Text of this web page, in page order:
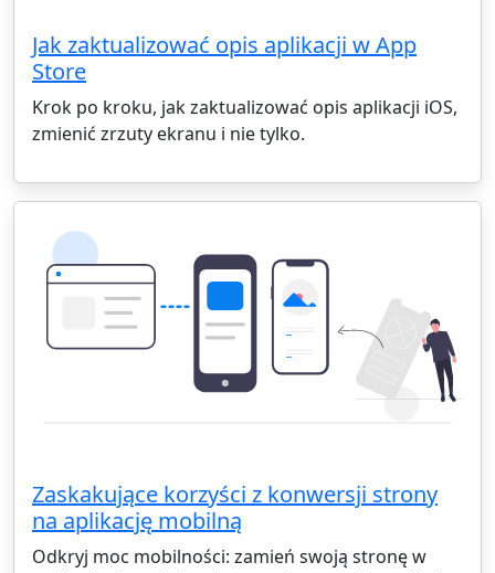
Jak zaktualizować opis aplikacji w App
Store
Krok po kroku, jak zaktualizować opis aplikacji iOS,
zmienić zrzuty ekranu i nie tylko.
Zaskakujące korzyści z konwersji strony
na aplikację mobilną
Odkryj moc mobilności: zamień swoją stronę w